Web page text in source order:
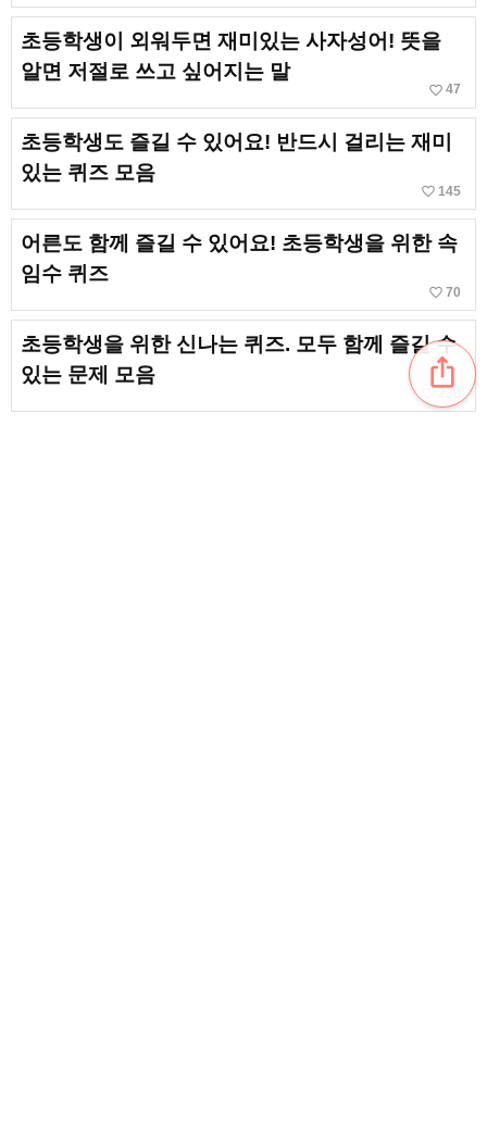
초등학생이 외워두면 재미있는 사자성어! 뜻을
알면 저절로 쓰고 싶어지는 말
favorite_border 47
초등학생도 즐길 수 있어요! 반드시 걸리는 재미
있는 퀴즈 모음
favorite_border 145
어른도 함께 즐길 수 있어요! 초등학생을 위한 속
임수 퀴즈
favorite_border 70
초등학생을 위한 신나는 퀴즈. 모두 함께 즐길 수
있는 문제 모음
ios_share